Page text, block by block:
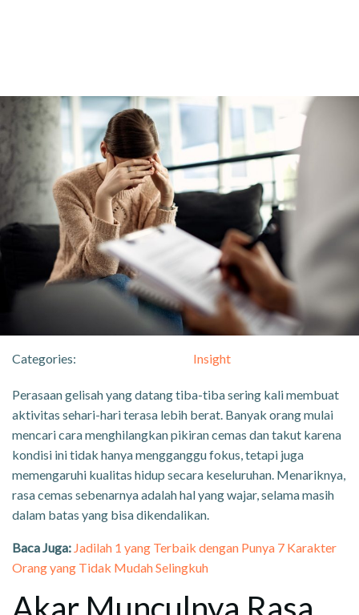
Categories: Insight
Perasaan gelisah yang datang tiba-tiba sering kali membuat
aktivitas sehari-hari terasa lebih berat. Banyak orang mulai
mencari cara menghilangkan pikiran cemas dan takut karena
kondisi ini tidak hanya mengganggu fokus, tetapi juga
memengaruhi kualitas hidup secara keseluruhan. Menariknya,
rasa cemas sebenarnya adalah hal yang wajar, selama masih
dalam batas yang bisa dikendalikan.
Baca Juga: Jadilah 1 yang Terbaik dengan Punya 7 Karakter
Orang yang Tidak Mudah Selingkuh